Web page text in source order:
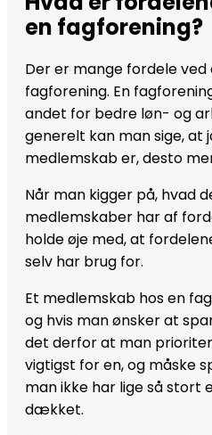
en fagforening?
Der er mange fordele
fagforening. En
andet for bedre løn- og
generelt kan man sige, at
medlemskab er, desto
Når man kigger på, hvad
medlemskaber har af
holde øje med, at
selv har brug for.
Et medlemskab hos en
og hvis man ønsker at
det derfor at man
vigtigst for en, og måske
man ikke har lige så stort
dækket.